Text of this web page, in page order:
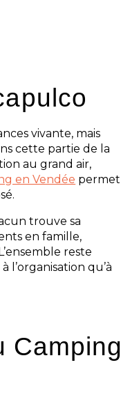
vivante, mais
cette partie de la
au grand air,
en Vendée permet
trouve sa
en famille,
reste
qu’à
Camping